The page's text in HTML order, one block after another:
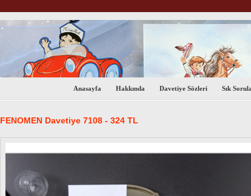
Anasayfa Hakkında Davetiye Sözleri Sık
FENOMEN Davetiye 7108 - 324 TL